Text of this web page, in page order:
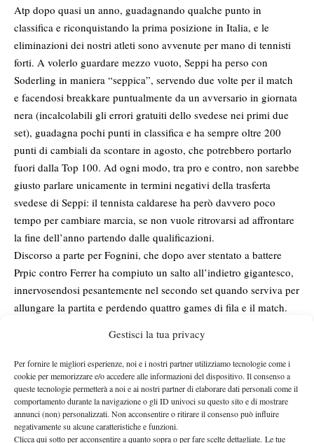
Gestisci la tua privacy
Per fornire le migliori esperienze, noi e i nostri partner utilizziamo tecnologie come i
cookie per memorizzare e/o accedere alle informazioni del dispositivo. Il consenso a
queste tecnologie permetterà a noi e ai nostri partner di elaborare dati personali come il
comportamento durante la navigazione o gli ID univoci su questo sito e di mostrare
annunci (non) personalizzati. Non acconsentire o ritirare il consenso può influire
negativamente su alcune caratteristiche e funzioni.
Clicca qui sotto per acconsentire a quanto sopra o per fare scelte dettagliate. Le tue
Atp dopo quasi un anno, guadagnando qualche punto in
classifica e riconquistando la prima posizione in Italia, e le
eliminazioni dei nostri atleti sono avvenute per mano di tennisti
forti. A volerlo guardare mezzo vuoto, Seppi ha perso con
Soderling in maniera “seppica”, servendo due volte per il match
e facendosi breakkare puntualmente da un avversario in giornata
nera (incalcolabili gli errori gratuiti dello svedese nei primi due
set), guadagna pochi punti in classifica e ha sempre oltre 200
punti di cambiali da scontare in agosto, che potrebbero portarlo
fuori dalla Top 100. Ad ogni modo, tra pro e contro, non sarebbe
giusto parlare unicamente in termini negativi della trasferta
svedese di Seppi: il tennista caldarese ha però davvero poco
tempo per cambiare marcia, se non vuole ritrovarsi ad affrontare
la fine dell’anno partendo dalle qualificazioni.
Discorso a parte per Fognini, che dopo aver stentato a battere
Prpic contro Ferrer ha compiuto un salto all’indietro gigantesco,
innervosendosi pesantemente nel secondo set quando serviva per
allungare la partita e perdendo quattro games di fila e il match.
corso di tutta la partita. Quello visto a Bastad è l’esatto contrario
del Fognini visto negli ultimi slam: in questo modo non si va
lontano.
Piccola nota extra-Atp: Bastad, grazie alle wild card e ai
qualificati, ha rappresentato anche un’occasione per vedere
all’opera i possibili candidati ad affiancare Soderling in Davis.